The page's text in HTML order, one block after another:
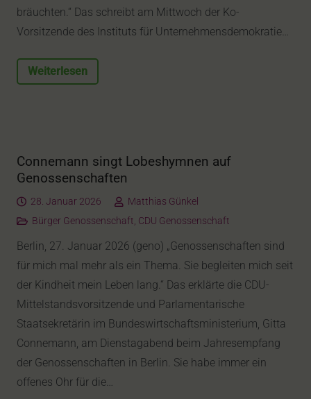
bräuchten.“ Das schreibt am Mittwoch der Ko-
Vorsitzende des Instituts für Unternehmensdemokratie…
Weiterlesen
Connemann singt Lobeshymnen auf
Genossenschaften
28. Januar 2026
Matthias Günkel
Bürger Genossenschaft, CDU Genossenschaft
Berlin, 27. Januar 2026 (geno) „Genossenschaften sind
für mich mal mehr als ein Thema. Sie begleiten mich seit
der Kindheit mein Leben lang.“ Das erklärte die CDU-
Mittelstandsvorsitzende und Parlamentarische
Staatsekretärin im Bundeswirtschaftsministerium, Gitta
Connemann, am Dienstagabend beim Jahresempfang
der Genossenschaften in Berlin. Sie habe immer ein
offenes Ohr für die…